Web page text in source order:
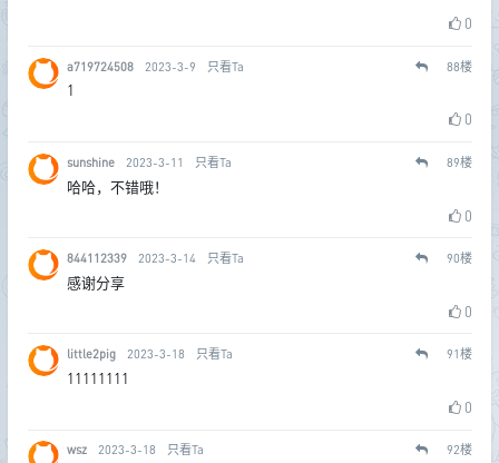
0
a719724508 2023-3-9 只看Ta 88楼
1
0
sunshine 2023-3-11 只看Ta 89楼
哈哈，不错哦！
0
844112339 2023-3-14 只看Ta 90楼
感谢分享
0
little2pig 2023-3-18 只看Ta 91楼
11111111
0
wsz 2023-3-18 只看Ta 92楼